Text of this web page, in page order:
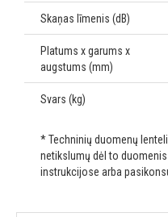
Skaņas līmenis (dB)
Platums x garums x
augstums (mm)
Svars (kg)
* Techninių duomenų
netikslumų dėl to
instrukcijose arba